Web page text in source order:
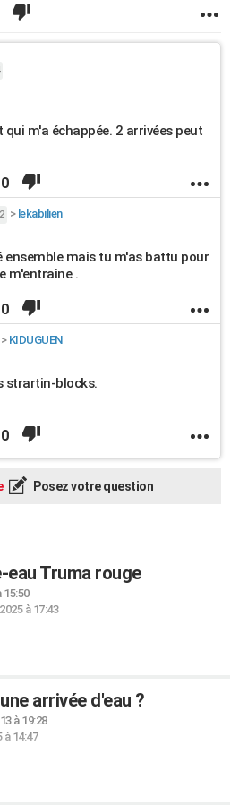
m'a échappée. 2 arrivées peut
0
> lekabilien
ensemble mais tu m'as battu pour
m'entraine .
0
> KIDUGUEN
strartin-blocks.
0
Posez votre question
Truma rouge
15:50
à 17:43
arrivée d'eau ?
à 19:28
à 14:47